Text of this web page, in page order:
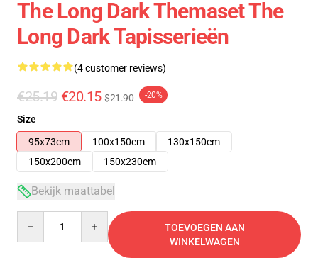
The Long Dark Themaset The
Long Dark Tapisserieën
(4 customer reviews)
€25.19 €20.15 $21.90 -20%
Size
95x73cm
100x150cm
130x150cm
150x200cm
150x230cm
Bekijk maattabel
TOEVOEGEN AAN
WINKELWAGEN